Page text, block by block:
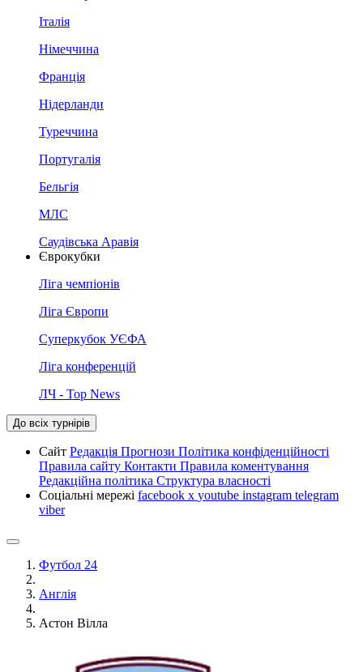
Італія
Німеччина
Франція
Нідерланди
Туреччина
Португалія
Бельгія
МЛС
Саудівська Аравія
Єврокубки
Ліга чемпіонів
Ліга Європи
Суперкубок УЄФА
Ліга конференцій
ЛЧ - Top News
До всіх турнірів
Сайт Редакція Прогнози Політика конфіденційності
Правила сайту Контакти Правила коментування
Редакційна політика Структура власності
Соціальні мережі facebook x youtube instagram telegram
viber
Футбол 24
Англія
Астон Вілла